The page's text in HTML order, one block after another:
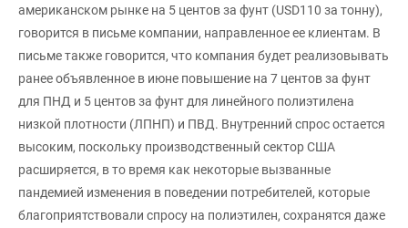
американском рынке на 5 центов за фунт (USD110 за тонну),
говорится в письме компании, направленное ее клиентам. В
письме также говорится, что компания будет реализовывать
ранее объявленное в июне повышение на 7 центов за фунт
для ПНД и 5 центов за фунт для линейного полиэтилена
низкой плотности (ЛПНП) и ПВД. Внутренний спрос остается
высоким, поскольку производственный сектор США
расширяется, в то время как некоторые вызванные
пандемией изменения в поведении потребителей, которые
благоприятствовали спросу на полиэтилен, сохранятся даже